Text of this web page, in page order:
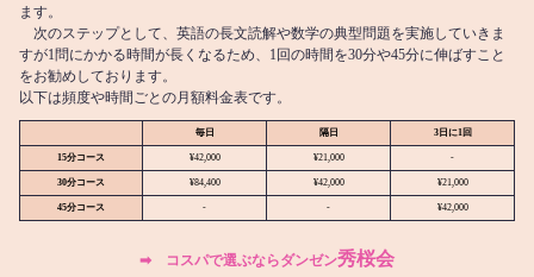
ます。
次のステップとして、英語の長文読解や数学の典型問題を実施していきま
すが1問にかかる時間が長くなるため、1回の時間を30分や45分に伸ばすこと
をお勧めしております。
以下は頻度や時間ごとの月額料金表です。
毎日 隔日 3日に1回
15分コース ¥42,000 ¥21,000 -
30分コース ¥84,400 ¥42,000 ¥21,000
45分コース - - ¥42,000
➡︎ コスパで選ぶならダンゼン秀桜会